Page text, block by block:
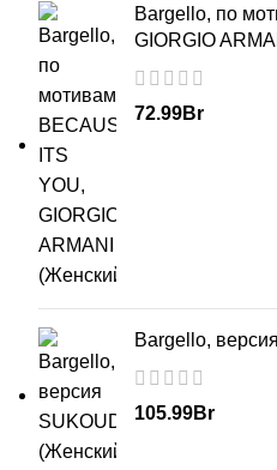
Bargello, по
GIORGIO
72.99Br
Bargello,
105.99Br